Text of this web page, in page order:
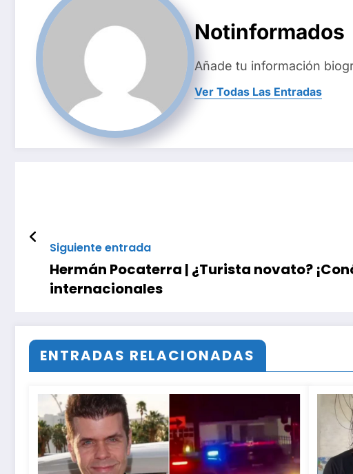
Notinformados
Añade tu información
Ver Todas Las Entradas
Siguiente entrada
Hermán Pocaterra | ¿Turista novato?
internacionales
ENTRADAS RELACIONADAS